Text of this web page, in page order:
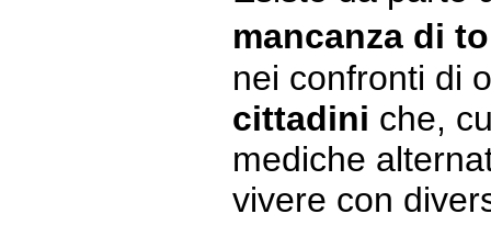
mancanza di
nei confronti di
cittadini che,
mediche
vivere con